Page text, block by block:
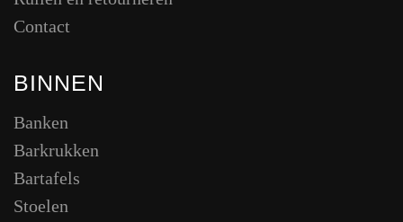
Contact
BINNEN
Banken
Barkrukken
Bartafels
Stoelen